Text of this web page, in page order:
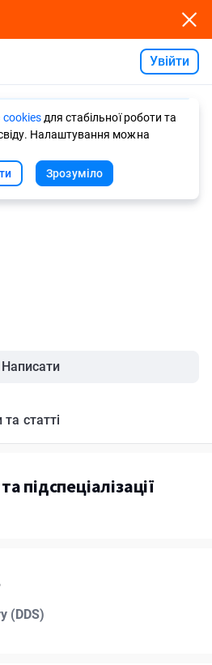
Увійти
cookies для стабільної роботи та
Налаштування можна
Зрозуміло
Написати
та статті
підспеціалізації
(DDS)